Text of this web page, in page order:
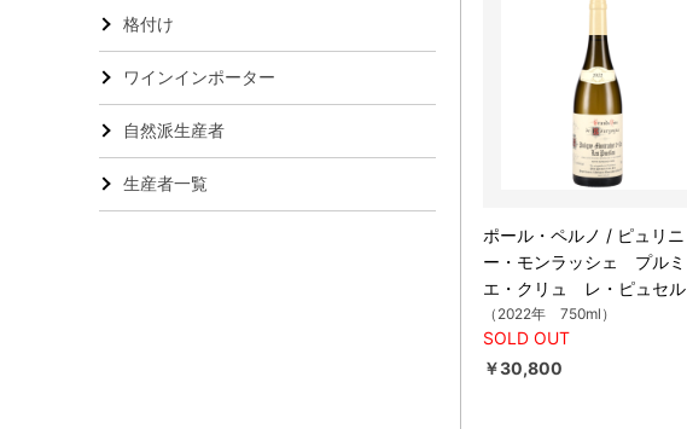
格付け
ワインインポーター
自然派生産者
生産者一覧
ポール・ペルノ / ピュリニ
ー・モンラッシェ プルミ
エ・クリュ レ・ピュセル
（2022年 750ml）
SOLD OUT
￥30,800